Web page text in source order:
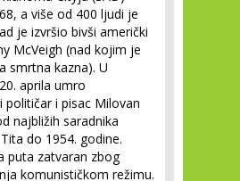
a više od 400 ljudi je
je izvršio bivši američki
McVeigh (nad kojim je
smrtna kazna). U
aprila umro
političar i pisac Milovan
najbližih saradnika
do 1954. godine.
puta zatvaran zbog
komunističkom režimu.